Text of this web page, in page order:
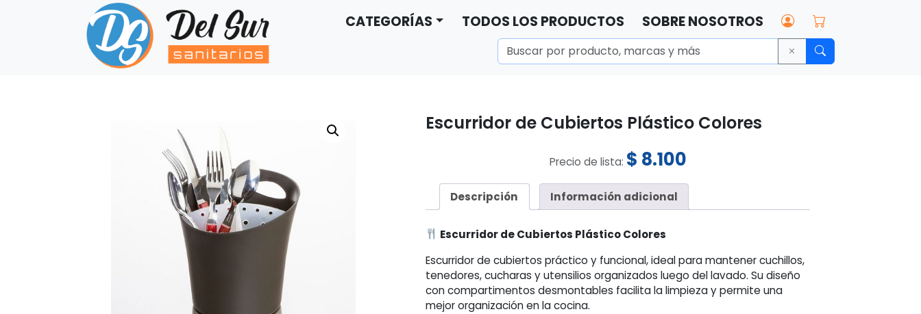
CATEGORÍAS TODOS LOS PRODUCTOS SOBRE NOSOTROS
Escurridor de Cubiertos Plástico Colores
Precio de lista: $ 8.100
Descripción Información adicional
Escurridor de Cubiertos Plástico Colores
Escurridor de cubiertos práctico y funcional, ideal para mantener cuchillos,
tenedores, cucharas y utensilios organizados luego del lavado. Su diseño
con compartimentos desmontables facilita la limpieza y permite una
mejor organización en la cocina.